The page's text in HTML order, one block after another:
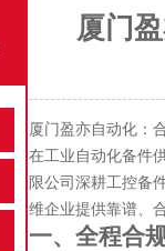
厦门
厦门盈亦自动化：
在工业自动化备件
限公司深耕工控备
维企业提供靠谱、
一、全程合